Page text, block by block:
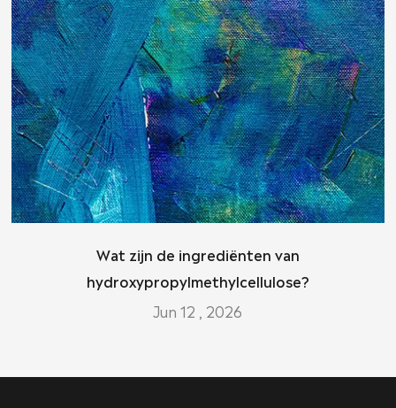
Wat zijn de ingrediënten van
hydroxypropylmethylcellulose?
Jun 12 , 2026